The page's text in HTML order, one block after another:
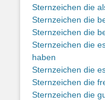
Sternzeichen die
Sternzeichen die
Sternzeichen die
Sternzeichen die
haben
Sternzeichen die
Sternzeichen die
Sternzeichen die